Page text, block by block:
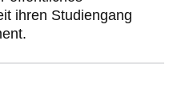
ihren Studiengang